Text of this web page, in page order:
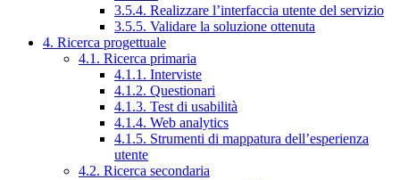
3.5.4. Realizzare l’interfaccia utente del servizio
3.5.5. Validare la soluzione ottenuta
4. Ricerca progettuale
4.1. Ricerca primaria
4.1.1. Interviste
4.1.2. Questionari
4.1.3. Test di usabilità
4.1.4. Web analytics
4.1.5. Strumenti di mappatura dell’esperienza
utente
4.2. Ricerca secondaria